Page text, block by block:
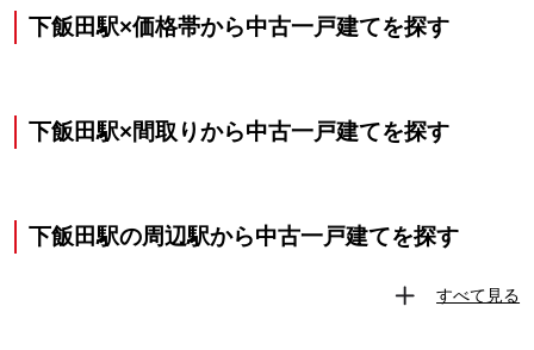
下飯田駅×価格帯から中古一戸建てを探す
下飯田駅×間取りから中古一戸建てを探す
下飯田駅の周辺駅から中古一戸建てを探す
すべて見る